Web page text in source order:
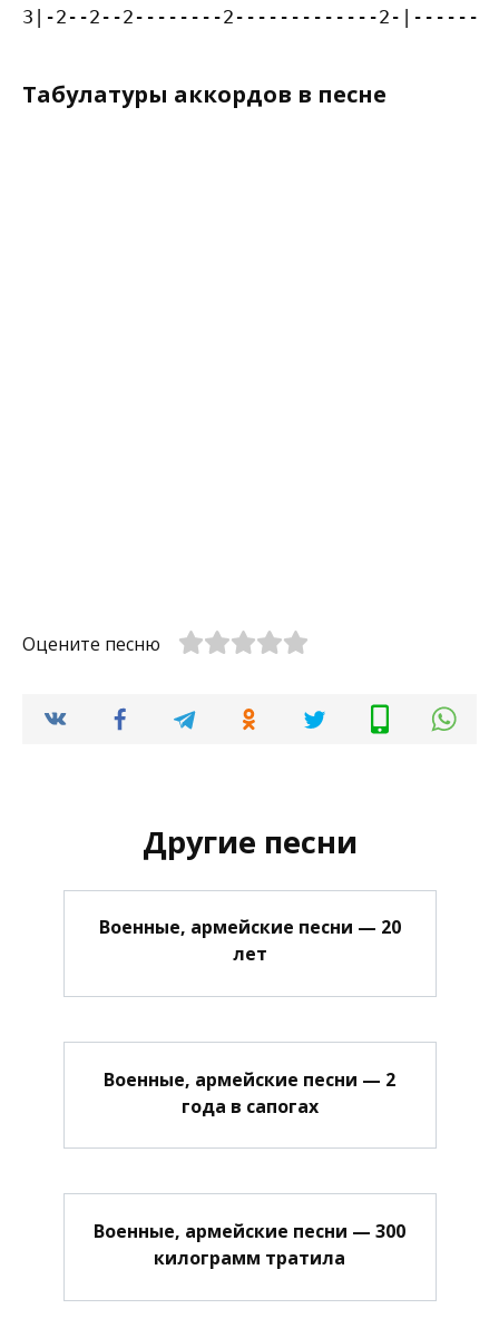
Табулатуры аккордов в песне
Оцените песню
Другие песни
Военные, армейские песни — 20
лет
Военные, армейские песни — 2
года в сапогах
Военные, армейские песни — 300
килограмм тратила